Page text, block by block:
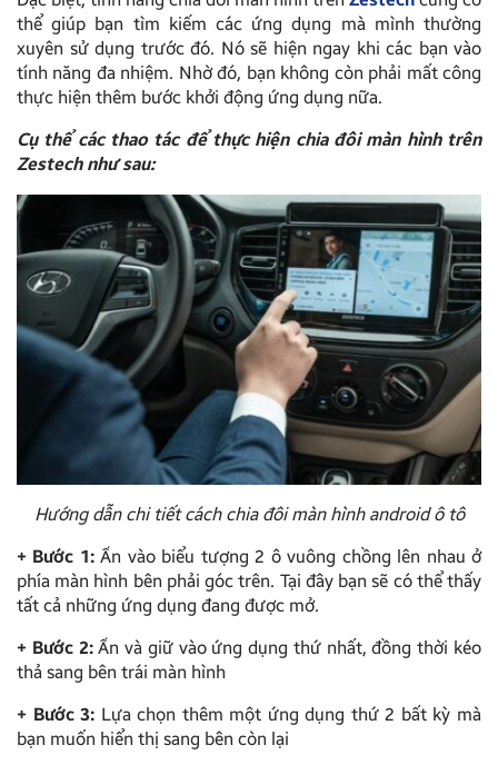
thể giúp bạn tìm kiếm các ứng dụng mà mình thường
xuyên sử dụng trước đó. Nó sẽ hiện ngay khi các bạn vào
tính năng đa nhiệm. Nhờ đó, bạn không còn phải mất công
thực hiện thêm bước khởi động ứng dụng nữa.
Cụ thể các thao tác để thực hiện chia đôi màn hình trên
Zestech như sau:
Hướng dẫn chi tiết cách chia đôi màn hình android ô tô
+ Bước 1:Ấn vào biểu tượng 2 ô vuông chồng lên nhau ở
phía màn hình bên phải góc trên. Tại đây bạn sẽ có thể thấy
tất cả những ứng dụng đang được mở.
+ Bước 2:Ấn và giữ vào ứng dụng thứ nhất, đồng thời kéo
thả sang bên trái màn hình
+ Bước 3: Lựa chọn thêm một ứng dụng thứ 2 bất kỳ mà
bạn muốn hiển thị sang bên còn lại